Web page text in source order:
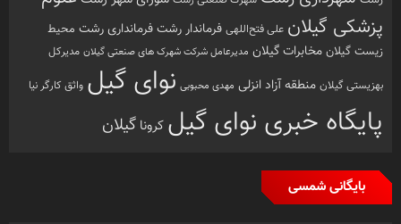
پزشکی گیلان علی فتح‌اللهی فرماندار رشتفرمانداری رشت محیط
زیست گیلانمخابرات گیلان مدیرعامل شرکت شهرک های صنعتی گیلان مدیرکل
بهزیستی گیلان منطقه آزاد انزلی مهدی محبوبی نوای گیل واثق کارگر نیا
پایگاه خبری نوای گیل کرونا گیلان
بایگانی شمسی